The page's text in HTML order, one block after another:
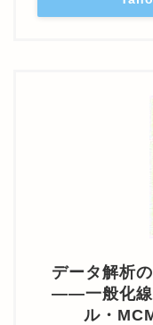
データ解析
――一般化線
ル・